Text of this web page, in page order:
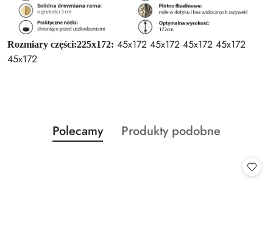
Rozmiary części:225x172: 45x172 45x172 45x172 45x172
45x172
Pomiń karuzelę produktów
Produkty
o
Polecamy
Produkty
Produkty podobne